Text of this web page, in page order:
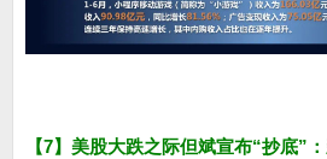
【7】美股大跌之际但斌宣布“抄底”